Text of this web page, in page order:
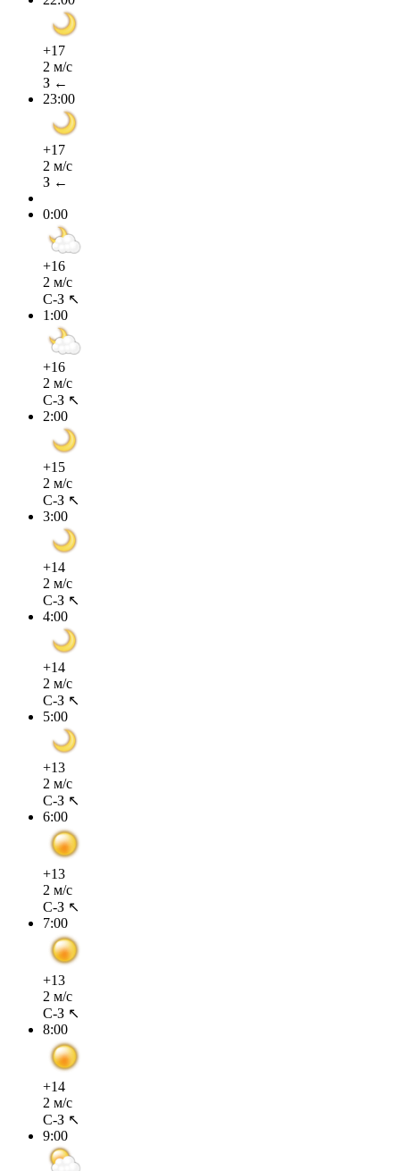
+17
2 м/с
З ←
23:00
+17
2 м/с
З ←
0:00
+16
2 м/с
С-З ↖
1:00
+16
2 м/с
С-З ↖
2:00
+15
2 м/с
С-З ↖
3:00
+14
2 м/с
С-З ↖
4:00
+14
2 м/с
С-З ↖
5:00
+13
2 м/с
С-З ↖
6:00
+13
2 м/с
С-З ↖
7:00
+13
2 м/с
С-З ↖
8:00
+14
2 м/с
С-З ↖
9:00